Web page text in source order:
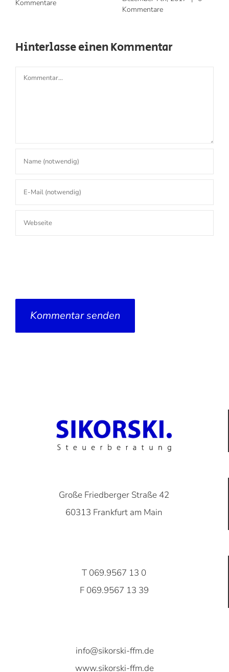
Kommentare
Kommentare
Hinterlasse einen Kommentar
Kommentar
Große Friedberger Straße 42
60313 Frankfurt am Main
T 069.9567 13 0
F 069.9567 13 39
info@sikorski-ffm.de
www.sikorski-ffm.de